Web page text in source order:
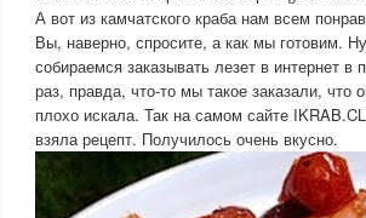
А вот из камчатского краба нам всем
Вы, наверно, спросите, а как мы готовим.
собираемся заказывать лезет в интернет
раз, правда, что-то мы такое заказали,
плохо искала. Так на самом сайте
взяла рецепт. Получилось очень вкусно.